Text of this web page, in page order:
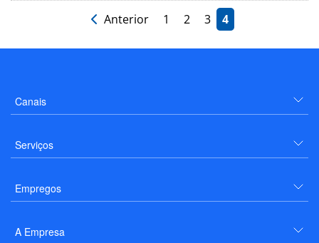
Anterior 1 2 3 4
Canais
Serviços
Empregos
A Empresa